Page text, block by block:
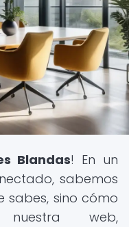
Blandas! En un
sabemos
sabes, sino cómo
web,